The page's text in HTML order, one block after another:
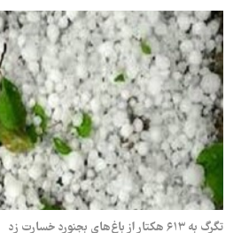
تگرگ به ۶۱۳ هکتار از باغ‌های بجنورد خسارت زد